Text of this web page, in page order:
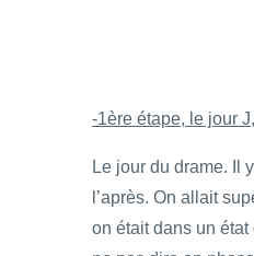
-1ère étape, le jour
Le jour du drame. Il
l’après. On allait
on était dans un